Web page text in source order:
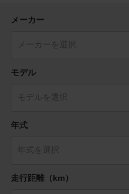
メーカー
モデル
年式
走行距離（km）